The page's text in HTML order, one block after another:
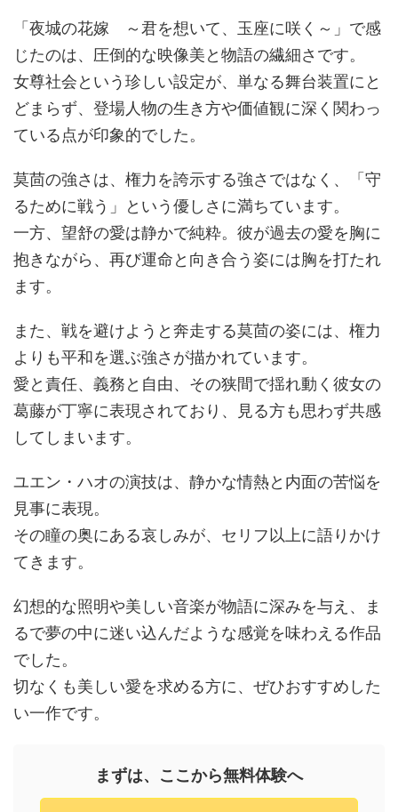
「夜城の花嫁 ～君を想いて、玉座に咲く～」で感
じたのは、圧倒的な映像美と物語の繊細さです。
女尊社会という珍しい設定が、単なる舞台装置にと
どまらず、登場人物の生き方や価値観に深く関わっ
ている点が印象的でした。
莫茴の強さは、権力を誇示する強さではなく、「守
るために戦う」という優しさに満ちています。
一方、望舒の愛は静かで純粋。彼が過去の愛を胸に
抱きながら、再び運命と向き合う姿には胸を打たれ
ます。
また、戦を避けようと奔走する莫茴の姿には、権力
よりも平和を選ぶ強さが描かれています。
愛と責任、義務と自由、その狭間で揺れ動く彼女の
葛藤が丁寧に表現されており、見る方も思わず共感
してしまいます。
ユエン・ハオの演技は、静かな情熱と内面の苦悩を
見事に表現。
その瞳の奥にある哀しみが、セリフ以上に語りかけ
てきます。
幻想的な照明や美しい音楽が物語に深みを与え、ま
るで夢の中に迷い込んだような感覚を味わえる作品
でした。
切なくも美しい愛を求める方に、ぜひおすすめした
い一作です。
まずは、ここから無料体験へ